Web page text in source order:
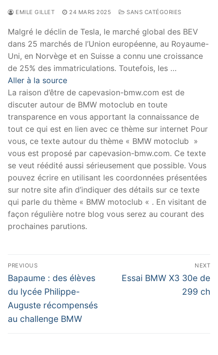
EMILE GILLET 24 MARS 2025 SANS CATÉGORIES
Malgré le déclin de Tesla, le marché global des BEV
dans 25 marchés de l’Union européenne, au Royaume-
Uni, en Norvège et en Suisse a connu une croissance
de 25% des immatriculations. Toutefois, les …
Aller à la source
La raison d’être de capevasion-bmw.com est de
discuter autour de BMW motoclub en toute
transparence en vous apportant la connaissance de
tout ce qui est en lien avec ce thème sur internet Pour
vous, ce texte autour du thème « BMW motoclub »
vous est proposé par capevasion-bmw.com. Ce texte
se veut réédité aussi sérieusement que possible. Vous
pouvez écrire en utilisant les coordonnées présentées
sur notre site afin d’indiquer des détails sur ce texte
qui parle du thème « BMW motoclub « . En visitant de
façon régulière notre blog vous serez au courant des
prochaines parutions.
Navigation
de
l’article
PREVIOUS
Previous
post:
Bapaume : des élèves
du lycée Philippe-
Auguste récompensés
au challenge BMW
NEXT
Next
Essai BMW X3 30e de
299 ch